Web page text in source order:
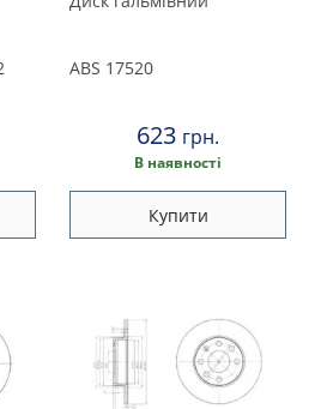
ABS 17520
623 грн.
В наявності
Купити